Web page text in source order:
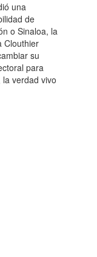
una
de
o Sinaloa, la
Clouthier
su
para
verdad vivo